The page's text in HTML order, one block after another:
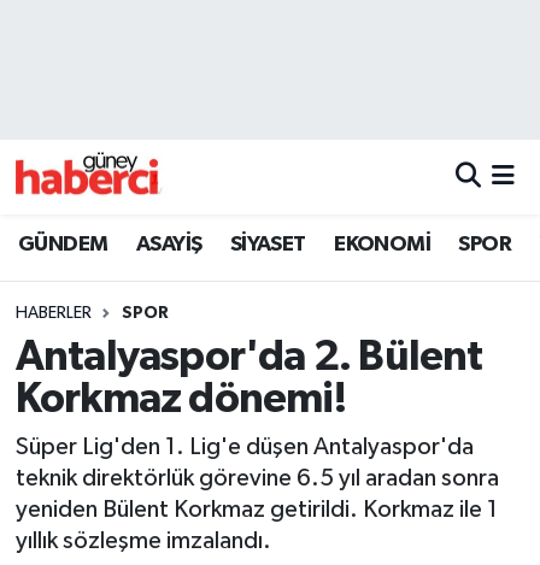
GÜNDEM ASAYİŞ SİYASET EKONOMİ SPOR
HABERLER SPOR
Antalyaspor'da 2. Bülent
Korkmaz dönemi!
Süper Lig'den 1. Lig'e düşen Antalyaspor'da
teknik direktörlük görevine 6.5 yıl aradan sonra
yeniden Bülent Korkmaz getirildi. Korkmaz ile 1
yıllık sözleşme imzalandı.
Beyoğlu Trafik Yoğunluk Haritası
Son Dakika Haberleri
Haber Arşivi